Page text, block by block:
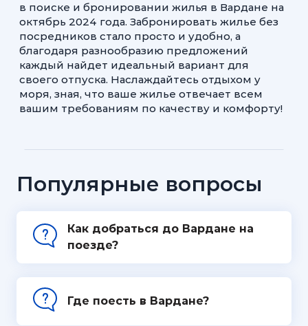
в поиске и бронировании жилья в Вардане на
октябрь 2024 года. Забронировать жилье без
посредников стало просто и удобно, а
благодаря разнообразию предложений
каждый найдет идеальный вариант для
своего отпуска. Наслаждайтесь отдыхом у
моря, зная, что ваше жилье отвечает всем
вашим требованиям по качеству и комфорту!
Популярные вопросы
Как добраться до Вардане на
поезде?
Где поесть в Вардане?